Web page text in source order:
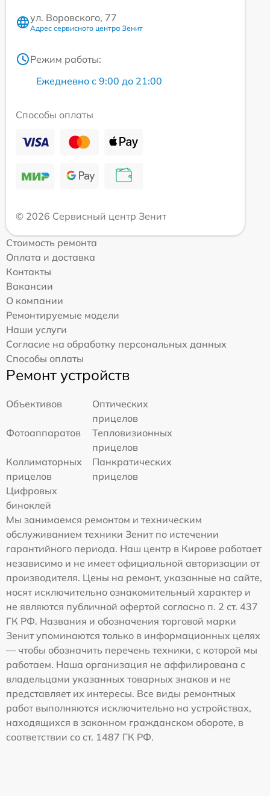
ул. Воровского, 77
Адрес сервисного центра Зенит
Режим работы:
Ежедневно с 9:00 до 21:00
Способы оплаты
© 2026 Сервисный центр Зенит
Стоимость ремонта
Оплата и доставка
Контакты
Вакансии
О компании
Ремонтируемые модели
Наши услуги
Согласие на обработку персональных данных
Способы оплаты
Ремонт устройств
Объективов
Оптических
прицелов
Фотоаппаратов
Тепловизионных
прицелов
Коллиматорных
прицелов
Панкратических
прицелов
Цифровых
биноклей
Мы занимаемся ремонтом и техническим
обслуживанием техники Зенит по истечении
гарантийного периода. Наш центр в Кирове работает
независимо и не имеет официальной авторизации от
производителя. Цены на ремонт, указанные на сайте,
носят исключительно ознакомительный характер и
не являются публичной офертой согласно п. 2 ст. 437
ГК РФ. Названия и обозначения торговой марки
Зенит упоминаются только в информационных целях
— чтобы обозначить перечень техники, с которой мы
работаем. Наша организация не аффилирована с
владельцами указанных товарных знаков и не
представляет их интересы. Все виды ремонтных
работ выполняются исключительно на устройствах,
находящихся в законном гражданском обороте, в
соответствии со ст. 1487 ГК РФ.